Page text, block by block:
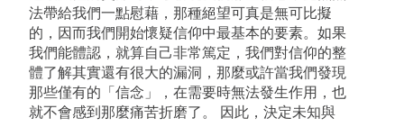
法帶給我們一點慰藉，那種絕望可真是無可比擬
的，因而我們開始懷疑信仰中最基本的要素。如果
我們能體認，就算自己非常篤定，我們對信仰的整
體了解其實還有很大的漏洞，那麼或許當我們發現
那些僅有的「信念」，在需要時無法發生作用，也
就不會感到那麼痛苦折磨了。 因此，決定未知與